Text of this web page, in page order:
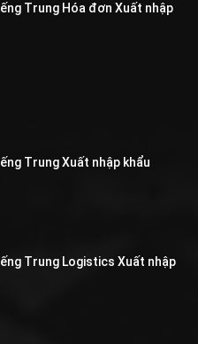
Trung Hóa đơn Xuất nhập
Trung Xuất nhập khẩu
Trung Logistics Xuất nhập